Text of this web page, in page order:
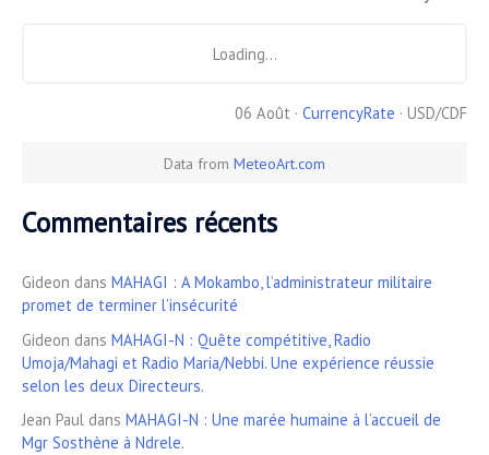
Loading...
06 Août · CurrencyRate · USD/CDF
Data from MeteoArt.com
Commentaires récents
Gideon dans MAHAGI : A Mokambo, l’administrateur militaire
promet de terminer l’insécurité
Gideon dans MAHAGI-N : Quête compétitive, Radio
Umoja/Mahagi et Radio Maria/Nebbi. Une expérience réussie
selon les deux Directeurs.
Jean Paul dans MAHAGI-N : Une marée humaine à l’accueil de
Mgr Sosthène à Ndrele.